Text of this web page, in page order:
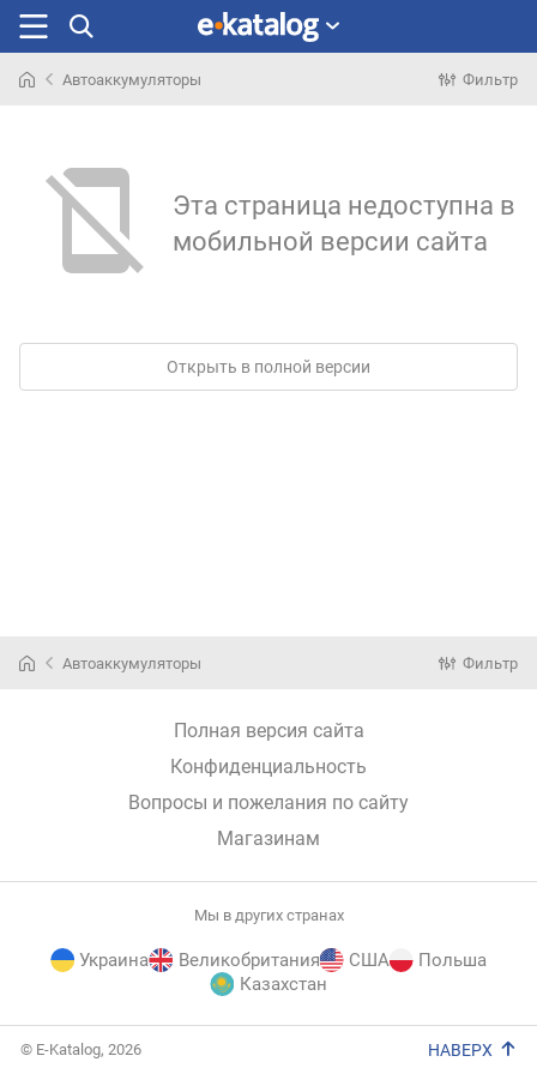
Автоаккумуляторы Фильтр
Эта страница недоступна в
мобильной версии сайта
Открыть в полной версии
Автоаккумуляторы Фильтр
Полная версия сайта
Конфиденциальность
Вопросы и пожелания по сайту
Магазинам
Мы в других странах
Украина Великобритания США
Польша
Казахстан
© E-Katalog, 2026 НАВЕРХ